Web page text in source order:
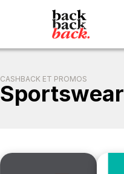
CASHBACK ET PROMOS
Sportswear